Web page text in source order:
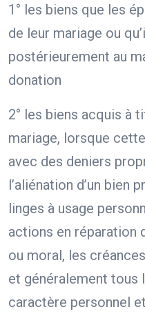
1° les biens que les
de leur mariage ou
postérieurement au
donation
2° les biens acquis à
mariage, lorsque
avec des deniers
l’aliénation d’un bien
linges à usage
actions en réparation
ou moral, les
et généralement tous
caractère personnel